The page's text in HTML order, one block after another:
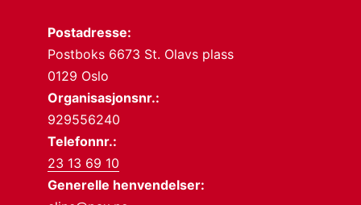
Postadresse:
Postboks 6673 St. Olavs plass
0129 Oslo
Organisasjonsnr.:
929556240
Telefonnr.:
23 13 69 10
Generelle henvendelser: